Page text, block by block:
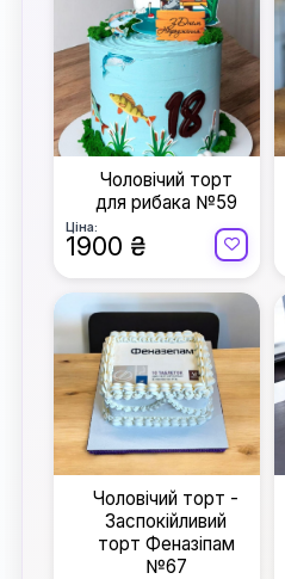
Чоловічий торт
для рибака №59
Ціна:
1900 ₴
Чоловічий торт -
Заспокійливий
торт Феназіпам
№67